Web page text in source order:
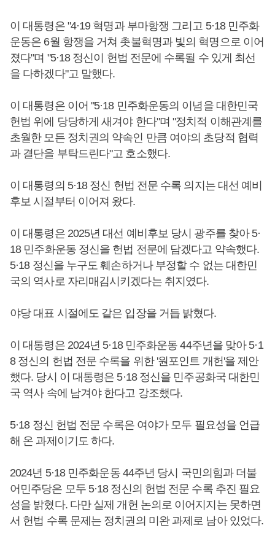
이 대통령은 "4·19 혁명과 부마항쟁 그리고 5·18 민주화
운동은 6월 항쟁을 거쳐 촛불혁명과 빛의 혁명으로 이어
졌다"며 "5·18 정신이 헌법 전문에 수록될 수 있게 최선
을 다하겠다"고 말했다.
이 대통령은 이어 "5·18 민주화운동의 이념을 대한민국
헌법 위에 당당하게 새겨야 한다"며 "정치적 이해관계를
초월한 모든 정치권의 약속인 만큼 여야의 초당적 협력
과 결단을 부탁드린다"고 호소했다.
이 대통령의 5·18 정신 헌법 전문 수록 의지는 대선 예비
후보 시절부터 이어져 왔다.
이 대통령은 2025년 대선 예비후보 당시 광주를 찾아 5·
18 민주화운동 정신을 헌법 전문에 담겠다고 약속했다.
5·18 정신을 누구도 훼손하거나 부정할 수 없는 대한민
국의 역사로 자리매김시키겠다는 취지였다.
야당 대표 시절에도 같은 입장을 거듭 밝혔다.
이 대통령은 2024년 5·18 민주화운동 44주년을 맞아 5·1
8 정신의 헌법 전문 수록을 위한 '원포인트 개헌'을 제안
했다. 당시 이 대통령은 5·18 정신을 민주공화국 대한민
국 역사 속에 남겨야 한다고 강조했다.
5·18 정신 헌법 전문 수록은 여야가 모두 필요성을 언급
해 온 과제이기도 하다.
2024년 5·18 민주화운동 44주년 당시 국민의힘과 더불
어민주당은 모두 5·18 정신의 헌법 전문 수록 추진 필요
성을 밝혔다. 다만 실제 개헌 논의로 이어지지는 못하면
서 헌법 수록 문제는 정치권의 미완 과제로 남아 있었다.